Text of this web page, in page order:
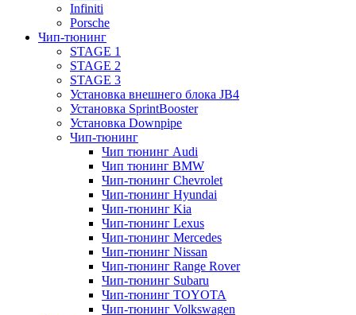
Infiniti
Porsche
Чип-тюнинг
STAGE 1
STAGE 2
STAGE 3
Установка внешнего блока JB4
Установка SprintBooster
Установка Downpipe
Чип-тюнинг
Чип тюнинг Audi
Чип тюнинг BMW
Чип-тюнинг Chevrolet
Чип-тюнинг Hyundai
Чип-тюнинг Kia
Чип-тюнинг Lexus
Чип-тюнинг Mercedes
Чип-тюнинг Nissan
Чип-тюнинг Range Rover
Чип-тюнинг Subaru
Чип-тюнинг TOYOTA
Чип-тюнинг Volkswagen